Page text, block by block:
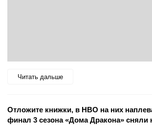
Читать дальше
Отложите книжки, в HBO на них
финал 3 сезона «Дома Дракона» сняли